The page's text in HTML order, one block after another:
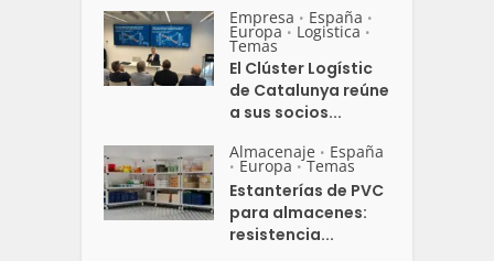
Empresa • España •
Europa • Logistica •
Temas
El Clúster Logístic
de Catalunya reúne
a sus socios...
Almacenaje • España
• Europa • Temas
Estanterías de PVC
para almacenes:
resistencia...